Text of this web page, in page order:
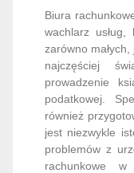
Biura
wachlarz
zarówno
najczęściej
prowadzenie
podatkowej.
również
jest niezwykle
problemów z
rachunkowe w